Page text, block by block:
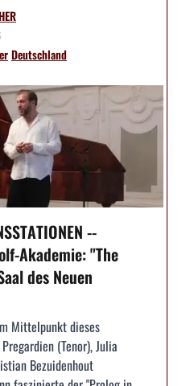
Deutschland
--
Akademie: "The
des Neuen
Mittelpunkt dieses
(Tenor), Julia
Bezuidenhout